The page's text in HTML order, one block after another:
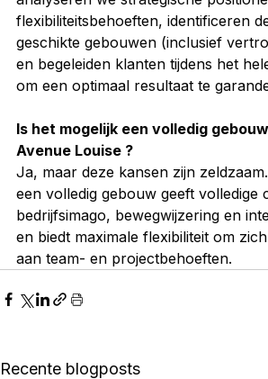
flexibiliteitsbehoeften, identificeren
geschikte gebouwen (inclusief
en begeleiden klanten tijdens het
om een optimaal resultaat te
Is het mogelijk een volledig
Avenue Louise ?
Ja, maar deze kansen zijn
een volledig gebouw geeft volledige
bedrijfsimago, bewegwijzering en
en biedt maximale flexibiliteit om
aan team- en projectbehoeften.
Recente blogposts